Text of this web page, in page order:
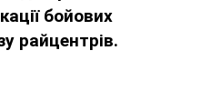
бойових
райцентрів.